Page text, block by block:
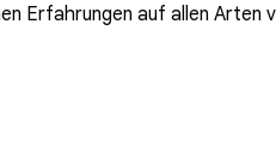
Erfahrungen auf allen Arten